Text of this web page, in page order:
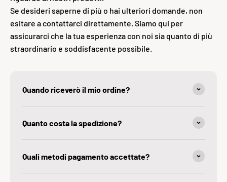
Se desideri saperne di più o hai ulteriori domande, non
esitare a contattarci direttamente. Siamo qui per
assicurarci che la tua esperienza con noi sia quanto di più
straordinario e soddisfacente possibile.
Quando riceverò il mio ordine?
Quanto costa la spedìzione?
Quali metodi pagamento accettate?